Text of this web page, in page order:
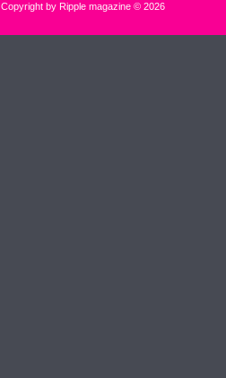
Copyright by Ripple magazine © 2026